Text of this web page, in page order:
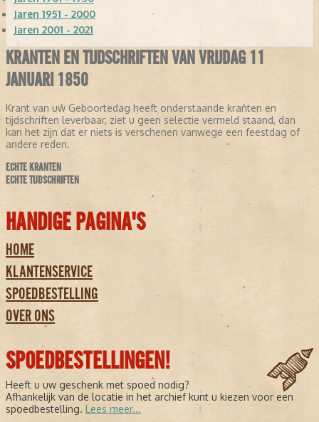
Jaren 1951 - 2000
Jaren 2001 - 2021
KRANTEN EN TIJDSCHRIFTEN VAN VRIJDAG 11
JANUARI 1850
Krant van uw Geboortedag heeft onderstaande kranten en
tijdschriften leverbaar, ziet u geen selectie vermeld staand, dan
kan het zijn dat er niets is verschenen vanwege een feestdag of
andere reden.
ECHTE KRANTEN
ECHTE TIJDSCHRIFTEN
HANDIGE PAGINA'S
HOME
KLANTENSERVICE
SPOEDBESTELLING
OVER ONS
SPOEDBESTELLINGEN!
Heeft u uw geschenk met spoed nodig?
Afhankelijk van de locatie in het archief kunt u kiezen voor een
spoedbestelling. Lees meer...